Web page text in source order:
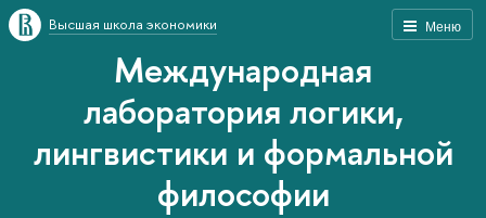
Меню
Высшая школа экономики
Международная
лаборатория логики,
лингвистики и формальной
философии